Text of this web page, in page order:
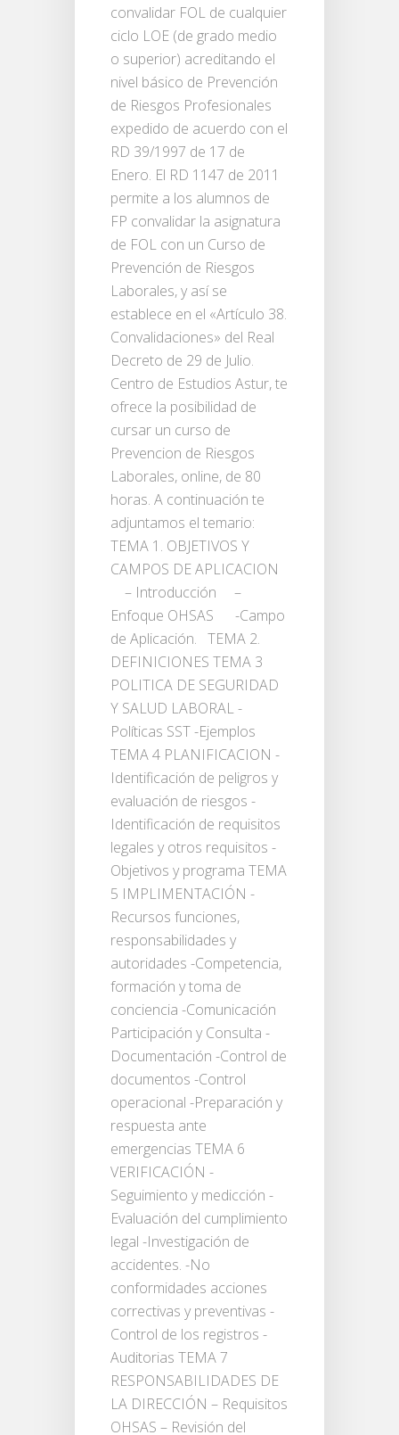
convalidar FOL de cualquier
ciclo LOE (de grado medio
o superior) acreditando el
nivel básico de Prevención
de Riesgos Profesionales
expedido de acuerdo con el
RD 39/1997 de 17 de
Enero. El RD 1147 de 2011
permite a los alumnos de
FP convalidar la asignatura
de FOL con un Curso de
Prevención de Riesgos
Laborales, y así se
establece en el «Artículo 38.
Convalidaciones» del Real
Decreto de 29 de Julio.
Centro de Estudios Astur, te
ofrece la posibilidad de
cursar un curso de
Prevencion de Riesgos
Laborales, online, de 80
horas. A continuación te
adjuntamos el temario:
TEMA 1. OBJETIVOS Y
CAMPOS DE APLICACION
– Introducción –
Enfoque OHSAS -Campo
de Aplicación. TEMA 2.
DEFINICIONES TEMA 3
POLITICA DE SEGURIDAD
Y SALUD LABORAL -
Políticas SST -Ejemplos
TEMA 4 PLANIFICACION -
Identificación de peligros y
evaluación de riesgos -
Identificación de requisitos
legales y otros requisitos -
Objetivos y programa TEMA
5 IMPLIMENTACIÓN -
Recursos funciones,
responsabilidades y
autoridades -Competencia,
formación y toma de
conciencia -Comunicación
Participación y Consulta -
Documentación -Control de
documentos -Control
operacional -Preparación y
respuesta ante
emergencias TEMA 6
VERIFICACIÓN -
Seguimiento y medicción -
Evaluación del cumplimiento
legal -Investigación de
accidentes. -No
conformidades acciones
correctivas y preventivas -
Control de los registros -
Auditorias TEMA 7
RESPONSABILIDADES DE
LA DIRECCIÓN – Requisitos
OHSAS – Revisión del